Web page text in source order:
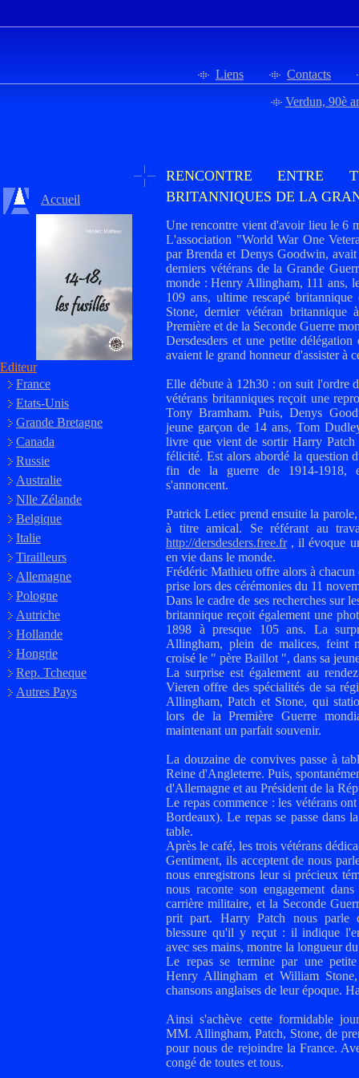
Liens
Contacts
Verdun, 90è
Accueil
Editeur
France
Etats-Unis
Grande Bretagne
Canada
Russie
Australie
Nlle Zélande
Belgique
Italie
Tirailleurs
Allemagne
Pologne
Autriche
Hollande
Hongrie
Rep. Tcheque
Autres Pays
RENCONTRE ENTRE
BRITANNIQUES DE LA
Une rencontre vient d'avoir lieu le 6
L'association "World War One
par Brenda et Denys Goodwin,
derniers vétérans de la Grande
monde : Henry Allingham, 111 ans,
109 ans, ultime rescapé
Stone, dernier vétéran
Première et de la Seconde Guerre
Dersdesders et une petite délégation
avaient le grand honneur d'assister à
Elle débute à 12h30 : on suit l'ordre
vétérans britanniques reçoit une
Tony Bramham. Puis, Denys
jeune garçon de 14 ans, Tom
livre que vient de sortir Harry Patch
félicité. Est alors abordé la question
fin de la guerre de 1914-1918,
s'annoncent.
Patrick Letiec prend ensuite la
à titre amical. Se référant au
http://dersdesders.free.fr, il évoque
en vie dans le monde.
Frédéric Mathieu offre alors à
prise lors des cérémonies du 11
Dans le cadre de ses recherches sur
britannique reçoit également une
1898 à presque 105 ans. La
Allingham, plein de malices, feint
croisé le " père Baillot ", dans sa
La surprise est également au
Vieren offre des spécialités de sa
Allingham, Patch et Stone, qui
lors de la Première Guerre
maintenant un parfait souvenir.
La douzaine de convives passe à
Reine d'Angleterre. Puis,
d'Allemagne et au Président de la
Le repas commence : les vétérans
Bordeaux). Le repas se passe dans
table.
Après le café, les trois vétérans
Gentiment, ils acceptent de nous
nous enregistrons leur si précieux
nous raconte son engagement
carrière militaire, et la Seconde
prit part. Harry Patch nous parle
blessure qu'il y reçut : il indique
avec ses mains, montre la longueur
Le repas se termine par une
Henry Allingham et William
chansons anglaises de leur époque.
Ainsi s'achève cette formidable
MM. Allingham, Patch, Stone, de
pour nous de rejoindre la France.
congé de toutes et tous.